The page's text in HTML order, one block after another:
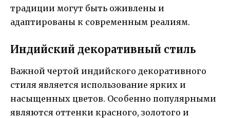
традиции могут быть оживлены и
адаптированы к современным реалиям.
Индийский декоративный стиль
Важной чертой индийского декоративного
стиля является использование ярких и
насыщенных цветов. Особенно популярными
являются оттенки красного, золотого и